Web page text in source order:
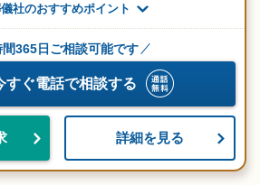
社のおすすめポイント
365日ご相談可能です
すぐ電話で相談する
詳細を見る